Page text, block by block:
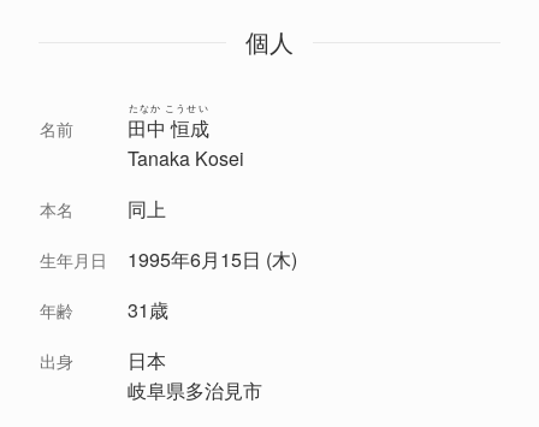
個人
名前 田中 恒成
たなか こうせい
Tanaka Kosei
本名 同上
生年月日 1995年6月15日 (木)
年齢 31歳
出身
日本
岐阜県多治見市